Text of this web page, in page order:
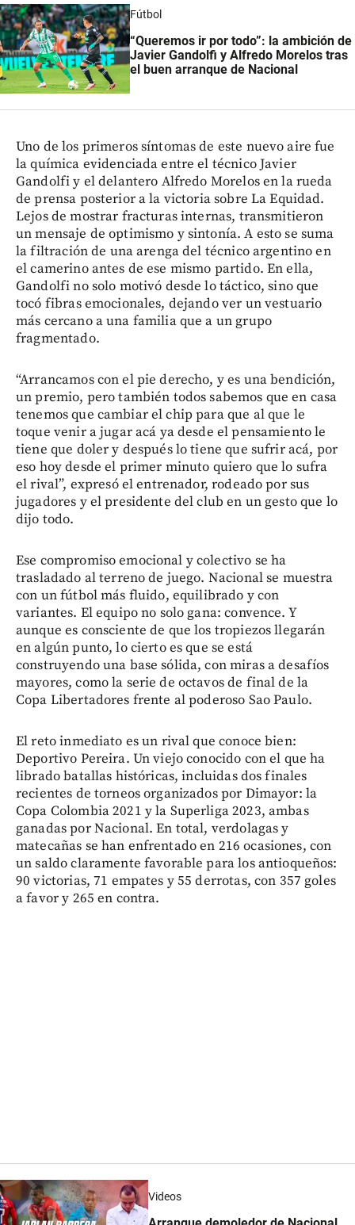
Fútbol
“Queremos ir por todo”: la ambición de
Javier Gandolfi y Alfredo Morelos tras
el buen arranque de Nacional
Uno de los primeros síntomas de este nuevo aire fue
la química evidenciada entre el técnico Javier
Gandolfi y el delantero Alfredo Morelos en la rueda
de prensa posterior a la victoria sobre La Equidad.
Lejos de mostrar fracturas internas, transmitieron
un mensaje de optimismo y sintonía. A esto se suma
la filtración de una arenga del técnico argentino en
el camerino antes de ese mismo partido. En ella,
Gandolfi no solo motivó desde lo táctico, sino que
tocó fibras emocionales, dejando ver un vestuario
más cercano a una familia que a un grupo
fragmentado.
“Arrancamos con el pie derecho, y es una bendición,
un premio, pero también todos sabemos que en casa
tenemos que cambiar el chip para que al que le
toque venir a jugar acá ya desde el pensamiento le
tiene que doler y después lo tiene que sufrir acá, por
eso hoy desde el primer minuto quiero que lo sufra
el rival”, expresó el entrenador, rodeado por sus
jugadores y el presidente del club en un gesto que lo
dijo todo.
Ese compromiso emocional y colectivo se ha
trasladado al terreno de juego. Nacional se muestra
con un fútbol más fluido, equilibrado y con
variantes. El equipo no solo gana: convence. Y
aunque es consciente de que los tropiezos llegarán
en algún punto, lo cierto es que se está
construyendo una base sólida, con miras a desafíos
mayores, como la serie de octavos de final de la
Copa Libertadores frente al poderoso Sao Paulo.
El reto inmediato es un rival que conoce bien:
Deportivo Pereira. Un viejo conocido con el que ha
librado batallas históricas, incluidas dos finales
recientes de torneos organizados por Dimayor: la
Copa Colombia 2021 y la Superliga 2023, ambas
ganadas por Nacional. En total, verdolagas y
matecañas se han enfrentado en 216 ocasiones, con
un saldo claramente favorable para los antioqueños:
90 victorias, 71 empates y 55 derrotas, con 357 goles
a favor y 265 en contra.
Videos